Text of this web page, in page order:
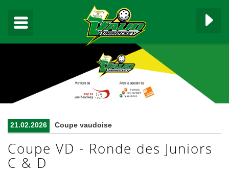
21.02.2026 Coupe vaudoise
Coupe VD - Ronde des Juniors
C & D